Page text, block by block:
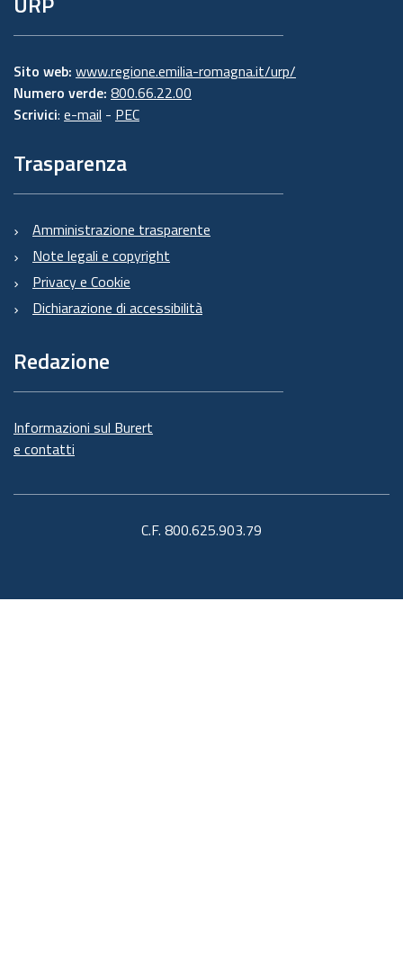
Sito web: www.regione.emilia-romagna.it/urp/
Numero verde: 800.66.22.00
Scrivici: e-mail - PEC
Trasparenza
Amministrazione trasparente
Note legali e copyright
Privacy e Cookie
Dichiarazione di accessibilità
Redazione
Informazioni sul Burert
e contatti
C.F. 800.625.903.79